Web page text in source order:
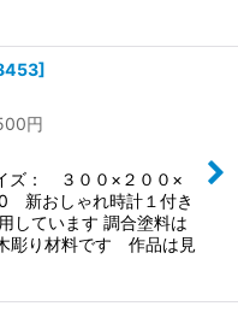
]
円
ズ： ３００×２００×
おしゃれ時計１付き
ています 調合塗料は
彫り材料です 作品は見